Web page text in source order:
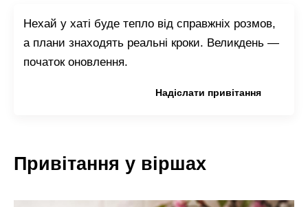
Нехай у хаті буде тепло від справжніх розмов,
а плани знаходять реальні кроки. Великдень —
початок оновлення.
Надіслати привітання
Привітання у віршах